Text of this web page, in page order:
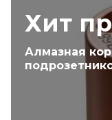
Хит
Алмазная